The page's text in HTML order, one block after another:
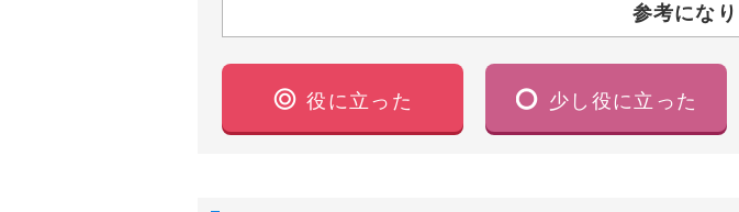
参考にな
役に立った 少し役に立った